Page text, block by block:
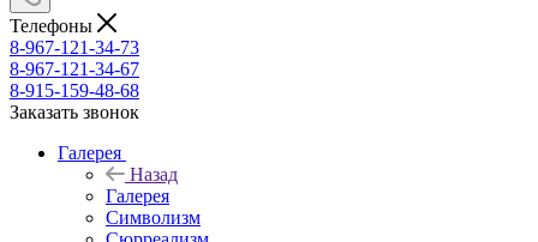
Телефоны
8-967-121-34-73
8-967-121-34-67
8-915-159-48-68
Заказать звонок
Галерея
Назад
Галерея
Символизм